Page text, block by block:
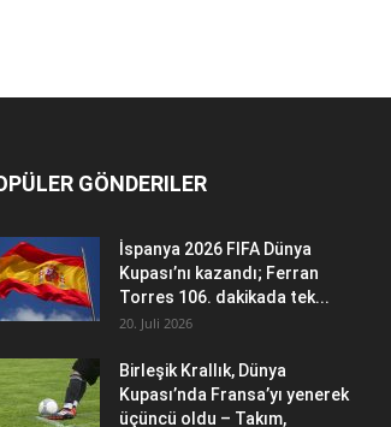
GÖNDERILER
İspanya 2026 FIFA Dünya
Kupası’nı kazandı; Ferran
Torres 106. dakikada tek...
20. Juli 2026
Birleşik Krallık, Dünya
Kupası’nda Fransa’yı yenerek
üçüncü oldu – Takım,